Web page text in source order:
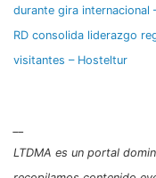
durante gira internacional
RD consolida liderazgo
visitantes – Hosteltur
LTDMA es un portal